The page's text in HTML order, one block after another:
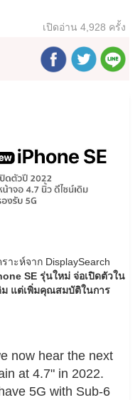
เปิดอ่าน 4,928 ครั้ง
าะห์จาก DisplaySearch
SE รุ่นใหม่ จ่อเปิดตัวใน
ม แต่เพิ่มคุณสมบัติในการ
now hear the next
at 4.7" in 2022.
5G with Sub-6